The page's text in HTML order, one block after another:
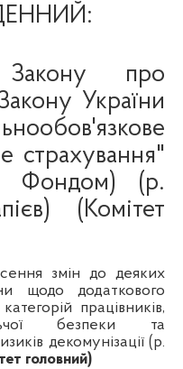
Закону про
України
страхування"
Фондом) (р.
) (Комітет
змін до деяких
щодо додаткового
працівників,
безпеки та
декомунізації (р.
головний)